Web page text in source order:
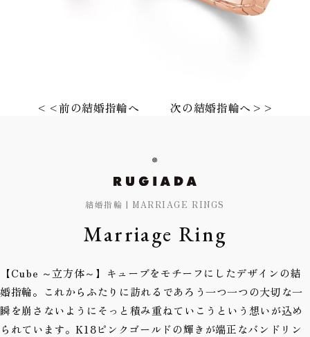
<<前の結婚指輪へ 次の結婚指輪へ>>
結婚指輪 | MARRIAGE RINGS
Marriage Ring
【Cube ～立方体～】キューブをモチーフにしたデザインの結
婚指輪。これからふたりに訪れるであろう一つ一つの大切な一
瞬を崩さないようにそっと積み重ねていこうという想いが込め
られています。K18ピンクゴールドの輝きが端正なバンドリン